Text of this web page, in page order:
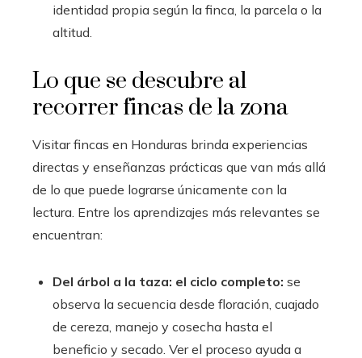
identidad propia según la finca, la parcela o la
altitud.
Lo que se descubre al
recorrer fincas de la zona
Visitar fincas en Honduras brinda experiencias
directas y enseñanzas prácticas que van más allá
de lo que puede lograrse únicamente con la
lectura. Entre los aprendizajes más relevantes se
encuentran:
Del árbol a la taza: el ciclo completo: se
observa la secuencia desde floración, cuajado
de cereza, manejo y cosecha hasta el
beneficio y secado. Ver el proceso ayuda a